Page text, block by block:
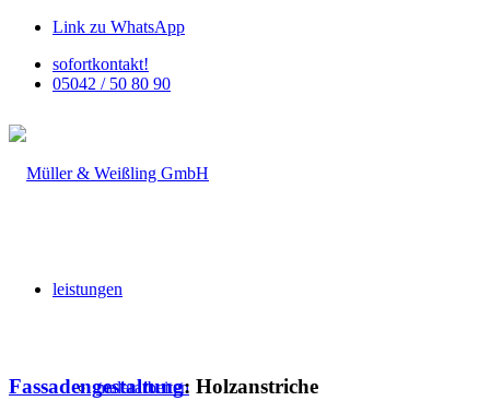
Link zu WhatsApp
sofortkontakt!
05042 / 50 80 90
leistungen
malerarbeiten
Fassadengestaltung: Holzanstriche